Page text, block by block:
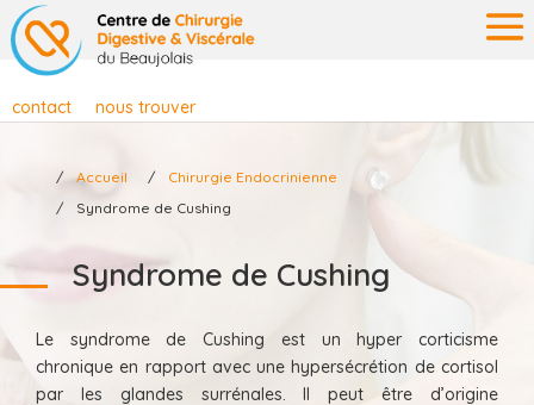
contact nous trouver
Accueil
Chirurgie Endocrinienne
Syndrome de Cushing
Syndrome de Cushing
Le syndrome de Cushing est un hyper corticisme
chronique en rapport avec une hypersécrétion de cortisol
par les glandes surrénales. Il peut être d’origine